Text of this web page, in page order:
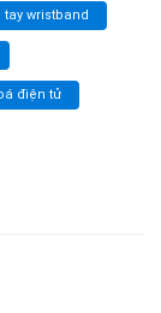
tay wristband
điện tử